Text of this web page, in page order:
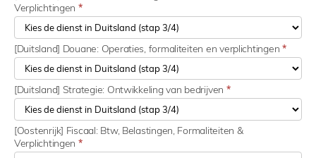
Verplichtingen *
[Duitsland] Douane: Operaties, formaliteiten en verplichtingen *
[Duitsland] Strategie: Ontwikkeling van bedrijven *
[Oostenrijk] Fiscaal: Btw, Belastingen, Formaliteiten &
Verplichtingen *